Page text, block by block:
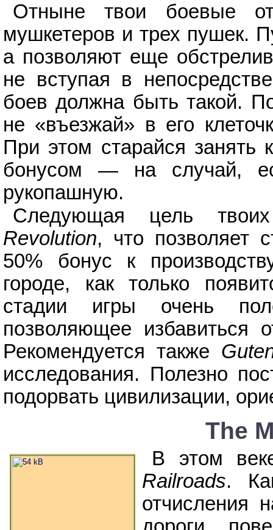
Отныне твои боевые
мушкетеров и трех пушек.
а позволяют еще
не вступая в
боев должна быть такой.
не «въезжай» в его
При этом старайся занять
бонусом — на случай,
рукопашную.
Следующая цель
Revolution, что позволяет
50% бонус к
городе, как только
стадии игры очень
позволяющее избавиться
Рекомендуется также
исследования. Полезно
подорвать цивилизации,
The
В этом
Railroads.
отчисления